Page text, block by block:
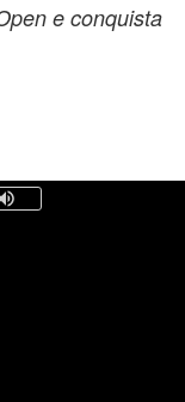
e conquista